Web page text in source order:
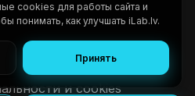
и cookies
cookies для работы сайта и
понимать, как улучшать iLab.lv.
Принять